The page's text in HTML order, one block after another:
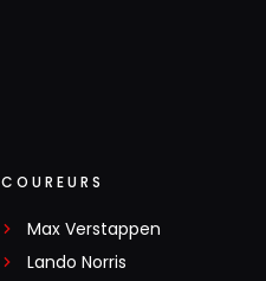
COUREURS
Max Verstappen
Lando Norris